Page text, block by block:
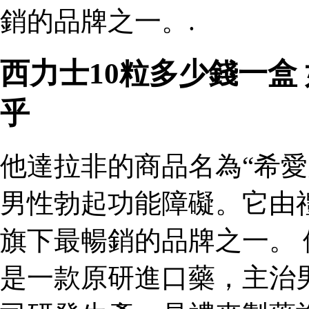
銷的品牌之一。.
西力士10粒多少錢一
乎
他達拉非的商品名為“希
男性勃起功能障礙。它
旗下最暢銷的品牌之一。
是一款原研進口藥，主